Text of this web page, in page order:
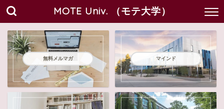
MOTE Univ. （モテ大学）
無料メルマガ マインド